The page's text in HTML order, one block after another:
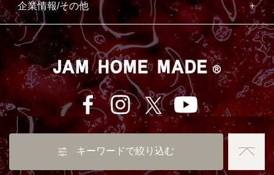
キーワードで絞り込む
企業情報/その他